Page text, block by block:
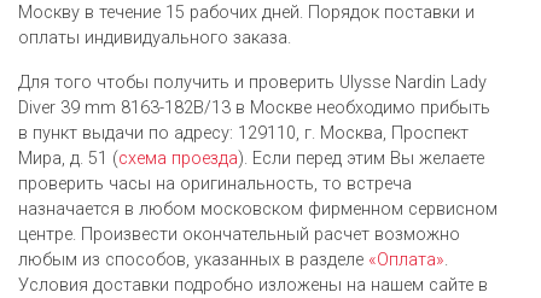
Москву в течение 15 рабочих дней. Порядок поставки и
оплаты индивидуального заказа.
Для того чтобы получить и проверить Ulysse Nardin Lady
Diver 39 mm 8163-182B/13 в Москве необходимо прибыть
в пункт выдачи по адресу: 129110, г. Москва, Проспект
Мира, д. 51 (схема проезда). Если перед этим Вы желаете
проверить часы на оригинальность, то встреча
назначается в любом московском фирменном сервисном
центре. Произвести окончательный расчет возможно
любым из cпособов, указанных в разделе «Оплата».
Условия доставки подробно изложены на нашем сайте в